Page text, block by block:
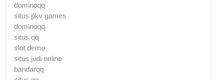
dominoqq
situs pkv games
dominoqq
situs qq
slot demo
situs judi online
bandarqq